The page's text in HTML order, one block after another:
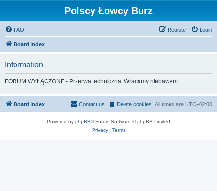
Polscy Łowcy Burz
FAQ Login
Register
Board index
Information
FORUM WYŁĄCZONE - Przerwa techniczna. Wracamy niebawem
Board index All times are UTC+02:00
Delete cookies
Contact us
Powered by phpBB® Forum Software © phpBB Limited
Privacy| Terms